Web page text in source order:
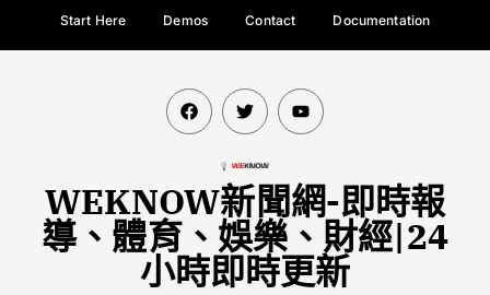
Start Here Demos Contact Documentation
WEKNOW新聞網-即時報
導、體育、娛樂、財經|24
小時即時更新